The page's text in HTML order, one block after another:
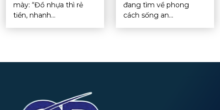
mày: “Đồ nhựa thì rẻ
tiền, nhanh...
đang tìm về phong
cách sống an...